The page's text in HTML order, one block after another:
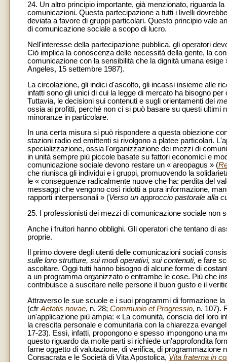
24. Un altro principio importante, già menzionato, riguarda
comunicazioni. Questa partecipazione a tutti i livelli
deviata a favore di gruppi particolari. Questo principio vale
di comunicazione sociale a scopo di lucro.
Nell'interesse della partecipazione pubblica, gli operatori
Ciò implica la conoscenza delle necessità della gente, la
comunicazione con la sensibilità che la dignità umana
Angeles, 15 settembre 1987).
La circolazione, gli indici d'ascolto, gli incassi insieme alle
infatti sono gli unici di cui la legge di mercato ha bisogno
Tuttavia, le decisioni sui contenuti e sugli orientamenti dei
ossia ai profitti, perché non ci si può basare su questi ultimi
minoranze in particolare.
In una certa misura si può rispondere a questa obiezione
stazioni radio ed emittenti si rivolgono a platee particolari.
specializzazione, ossia l'organizzazione dei mezzi di
in unità sempre più piccole basate su fattori economici e
comunicazione sociale devono restare un « areopagus » (
che riunisca gli individui e i gruppi, promuovendo la
le « conseguenze radicalmente nuove che ha: perdita del
messaggi che vengono così ridotti a pura informazione,
rapporti interpersonali » (Verso un approccio pastorale alla
25. I professionisti dei mezzi di comunicazione sociale non
Anche i fruitori hanno obblighi. Gli operatori che tentano di
proprie.
Il primo dovere degli utenti delle comunicazioni sociali
sulle loro strutture, sui modi operativi, sui contenuti, e fare
ascoltare. Oggi tutti hanno bisogno di alcune forme di
a un programma organizzato o entrambe le cose. Più che
contribuisce a suscitare nelle persone il buon gusto e il
Attraverso le sue scuole e i suoi programmi di formazione
(cfr Aetatis novae, n. 28; Communio et Progressio, n. 107).
un'applicazione più ampia: « La comunità, conscia del loro
la crescita personale e comunitaria con la chiarezza
17-23). Essi, infatti, propongono e spesso impongono una
questo riguardo da molte parti si richiede un'approfondita
farne oggetto di valutazione, di verifica, di programmazione
Consacrata e le Società di Vita Apostolica, Vita fraterna in